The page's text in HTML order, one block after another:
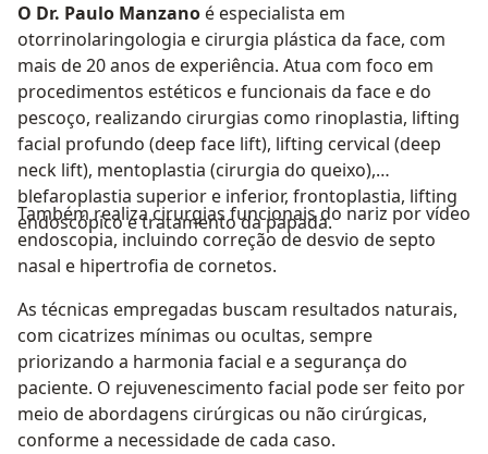
O Dr. Paulo Manzano é especialista em
otorrinolaringologia e cirurgia plástica da face, com
mais de 20 anos de experiência. Atua com foco em
procedimentos estéticos e funcionais da face e do
pescoço, realizando cirurgias como rinoplastia, lifting
facial profundo (deep face lift), lifting cervical (deep
neck lift), mentoplastia (cirurgia do queixo),
blefaroplastia superior e inferior, frontoplastia, lifting
endoscópico e tratamento da papada.
Também realiza cirurgias funcionais do nariz por vídeo
endoscopia, incluindo correção de desvio de septo
nasal e hipertrofia de cornetos.
As técnicas empregadas buscam resultados naturais,
com cicatrizes mínimas ou ocultas, sempre
priorizando a harmonia facial e a segurança do
paciente. O rejuvenescimento facial pode ser feito por
meio de abordagens cirúrgicas ou não cirúrgicas,
conforme a necessidade de cada caso.